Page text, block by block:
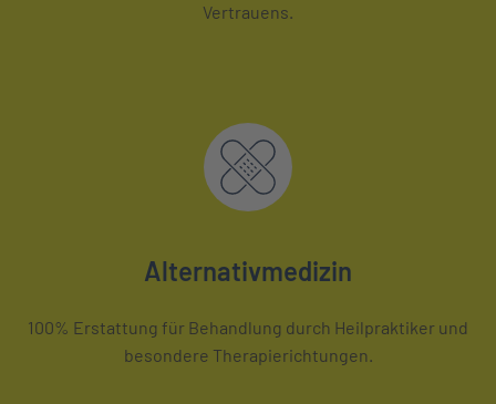
Vertrauens.
Alternativmedizin
100% Erstattung für Behandlung durch Heilpraktiker und
besondere Therapierichtungen.